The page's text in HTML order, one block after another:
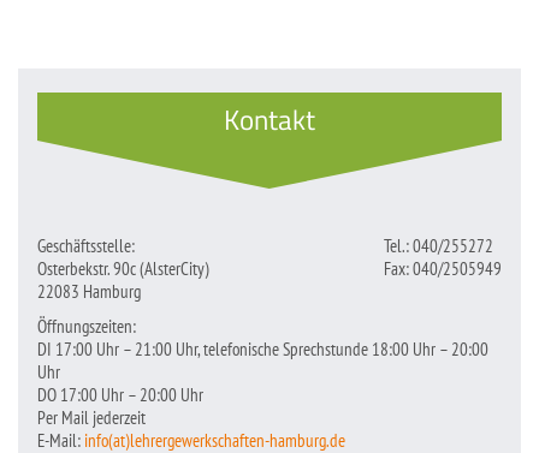
Kontakt
Geschäftsstelle:
Osterbekstr. 90c (AlsterCity)
22083 Hamburg
Tel.: 040/255272
Fax: 040/2505949
Öffnungszeiten:
DI 17:00 Uhr – 21:00 Uhr, telefonische Sprechstunde 18:00 Uhr – 20:00
Uhr
DO 17:00 Uhr – 20:00 Uhr
Per Mail jederzeit
E-Mail: info(at)lehrergewerkschaften-hamburg.de